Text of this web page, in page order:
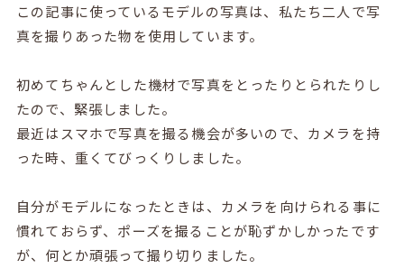
この記事に使っているモデルの写真は、私たち二人で写
真を撮りあった物を使用しています。
初めてちゃんとした機材で写真をとったりとられたりし
たので、緊張しました。
最近はスマホで写真を撮る機会が多いので、カメラを持
った時、重くてびっくりしました。
自分がモデルになったときは、カメラを向けられる事に
慣れておらず、ポーズを撮ることが恥ずかしかったです
が、何とか頑張って撮り切りました。